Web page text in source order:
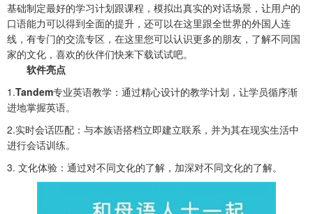
基础制定最好的学习计划跟课程，模拟出真实的对话场景，让用户的
口语能力可以得到全面的提升，还可以在这里跟全世界的外国人连
线，有专门的交流专区，在这里您可以认识更多的朋友，了解不同国
家的文化，喜欢的伙伴们快来下载试试吧。
软件亮点
1.Tandem专业英语教学：通过精心设计的教学计划，让学员循序渐
进地掌握英语。
2.实时会话匹配：与本族语搭档立即建立联系，并为其在现实生活中
进行会话训练。
3. 文化体验：通过对不同文化的了解，加深对不同文化的了解。